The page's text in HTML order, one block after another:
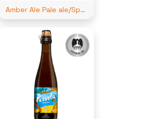
Amber Ale Pale ale/Speciale Belge